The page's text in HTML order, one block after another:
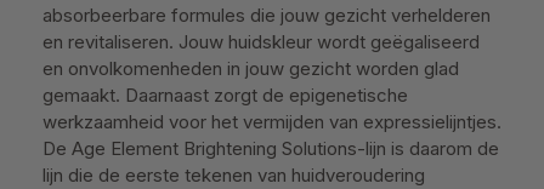
absorbeerbare formules die jouw gezicht verhelderen
en revitaliseren. Jouw huidskleur wordt geëgaliseerd
en onvolkomenheden in jouw gezicht worden glad
gemaakt. Daarnaast zorgt de epigenetische
werkzaamheid voor het vermijden van expressielijntjes.
De Age Element Brightening Solutions-lijn is daarom de
lijn die de eerste tekenen van huidveroudering